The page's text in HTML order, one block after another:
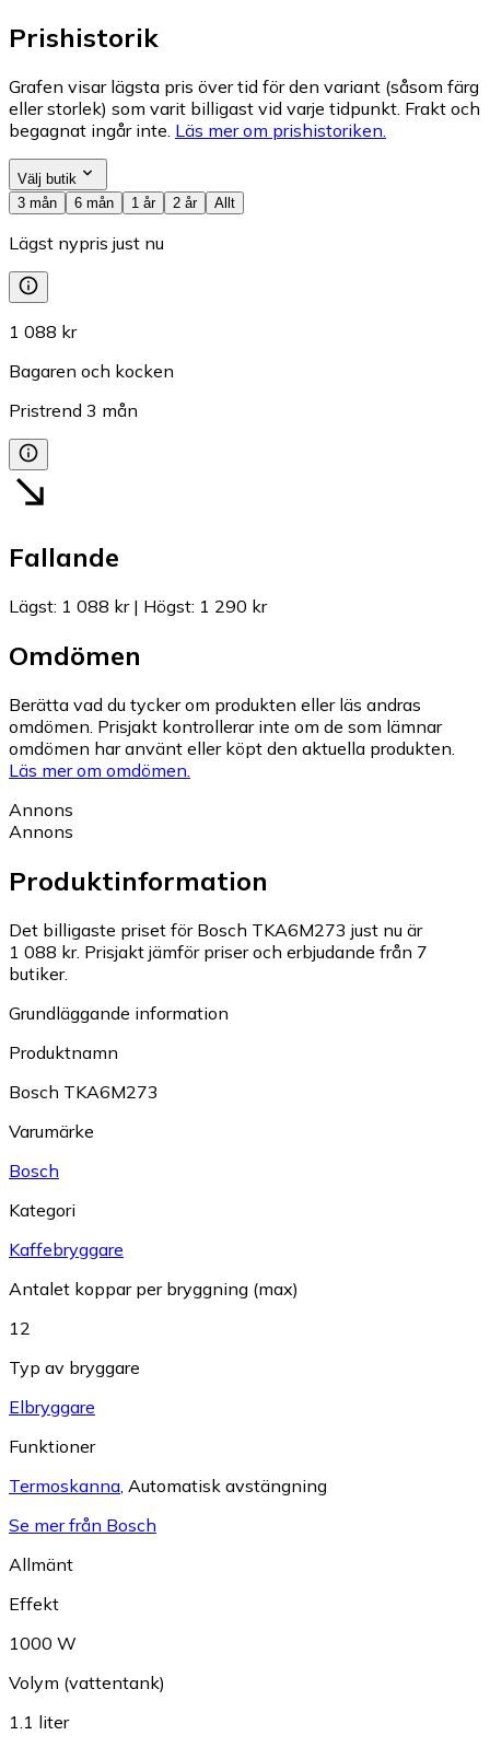
Prishistorik
Grafen visar lägsta pris över tid för den variant (såsom färg
eller storlek) som varit billigast vid varje tidpunkt. Frakt och
begagnat ingår inte. Läs mer om prishistoriken.
Välj butik
3 mån
6 mån 1 år 2 år Allt
Lägst nypris just nu
1 088 kr
Bagaren och kocken
Pristrend 3 mån
Fallande
Lägst: 1 088 kr| Högst: 1 290 kr
Omdömen
Berätta vad du tycker om produkten eller läs andras
omdömen. Prisjakt kontrollerar inte om de som lämnar
omdömen har använt eller köpt den aktuella produkten.
Läs mer om omdömen.
Annons
Annons
Produktinformation
Det billigaste priset för Bosch TKA6M273 just nu är
1 088 kr. Prisjakt jämför priser och erbjudande från 7
butiker.
Grundläggande information
Produktnamn
Bosch TKA6M273
Varumärke
Bosch
Kategori
Kaffebryggare
Antalet koppar per bryggning (max)
12
Typ av bryggare
Elbryggare
Funktioner
Termoskanna Automatisk avstängning
Se mer från Bosch
Allmänt
Effekt
1000 W
Volym (vattentank)
1.1 liter